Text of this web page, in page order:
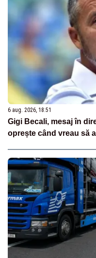
6 aug. 2026, 18:51
Gigi Becali, mesaj în
oprește când vreau să